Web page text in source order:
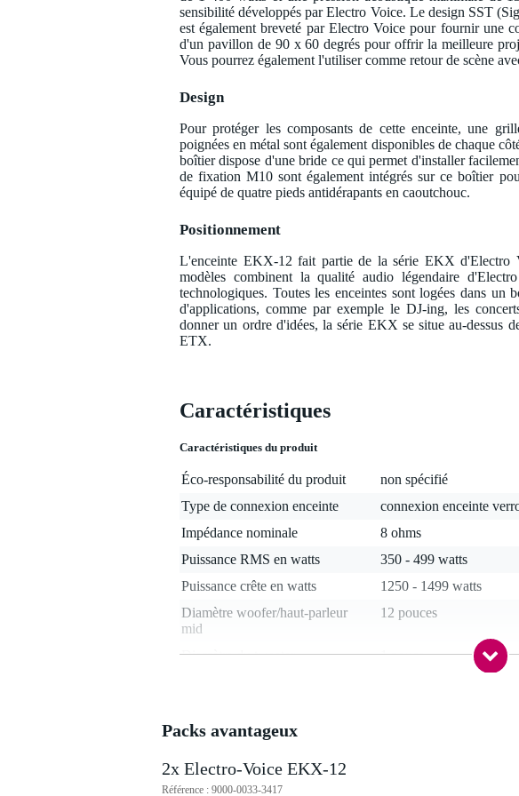
sensibilité développés par Electro Voice. Le design SST
est également breveté par Electro Voice pour fournir une
d'un pavillon de 90 x 60 degrés pour offrir la meilleure
Vous pourrez également l'utiliser comme retour de scène
Design
Pour protéger les composants de cette enceinte, une
poignées en métal sont également disponibles de chaque
boîtier dispose d'une bride ce qui permet d'installer
de fixation M10 sont également intégrés sur ce boîtier
équipé de quatre pieds antidérapants en caoutchouc.
Positionnement
L'enceinte EKX-12 fait partie de la série EKX d'Electro
modèles combinent la qualité audio légendaire
technologiques. Toutes les enceintes sont logées dans
d'applications, comme par exemple le DJ-ing, les
donner un ordre d'idées, la série EKX se situe au-dessus
ETX.
Caractéristiques
Caractéristiques du produit
Éco-responsabilité du produit
non spécifié
Type de connexion enceinte
connexion enceinte
Impédance nominale
8 ohms
Puissance RMS en watts
350 - 499 watts
Puissance crête en watts
1250 - 1499 watts
Diamètre woofer/haut-parleur
mid
12 pouces
Diamètre du tweeter
1 pouce
Fréquences min.
Fréquences max.
Sensibilité
Packs avantageux
2x Electro-Voice EKX-12
Référence : 9000-0033-3417